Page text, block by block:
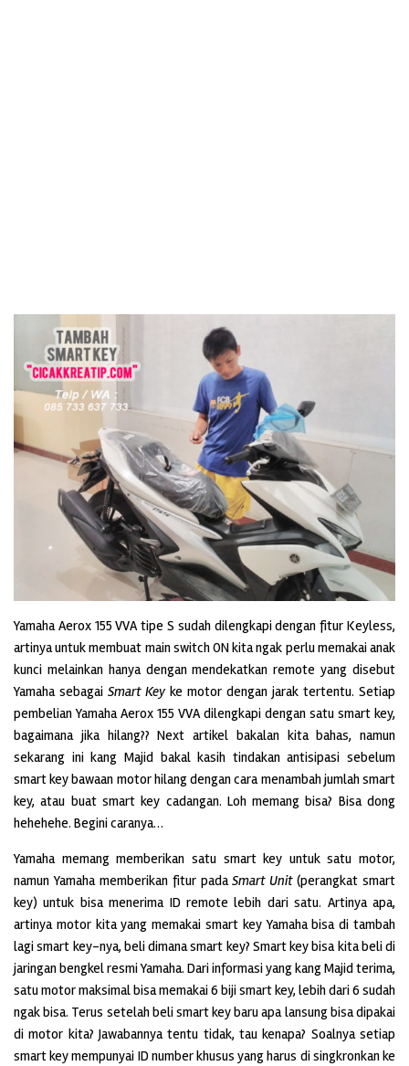
Yamaha Aerox 155 VVA tipe S sudah dilengkapi dengan fitur Keyless,
artinya untuk membuat main switch ON kita ngak perlu memakai anak
kunci melainkan hanya dengan mendekatkan remote yang disebut
Yamaha sebagai Smart Key ke motor dengan jarak tertentu. Setiap
pembelian Yamaha Aerox 155 VVA dilengkapi dengan satu smart key,
bagaimana jika hilang?? Next artikel bakalan kita bahas, namun
sekarang ini kang Majid bakal kasih tindakan antisipasi sebelum
smart key bawaan motor hilang dengan cara menambah jumlah smart
key, atau buat smart key cadangan. Loh memang bisa? Bisa dong
hehehehe. Begini caranya…
Yamaha memang memberikan satu smart key untuk satu motor,
namun Yamaha memberikan fitur padaSmart Unit(perangkat smart
key) untuk bisa menerima ID remote lebih dari satu. Artinya apa,
artinya motor kita yang memakai smart key Yamaha bisa di tambah
lagi smart key-nya, beli dimana smart key? Smart key bisa kita beli di
jaringan bengkel resmi Yamaha. Dari informasi yang kang Majid terima,
satu motor maksimal bisa memakai 6 biji smart key, lebih dari 6 sudah
ngak bisa. Terus setelah beli smart key baru apa lansung bisa dipakai
di motor kita? Jawabannya tentu tidak, tau kenapa? Soalnya setiap
smart key mempunyai ID number khusus yang harus di singkronkan ke